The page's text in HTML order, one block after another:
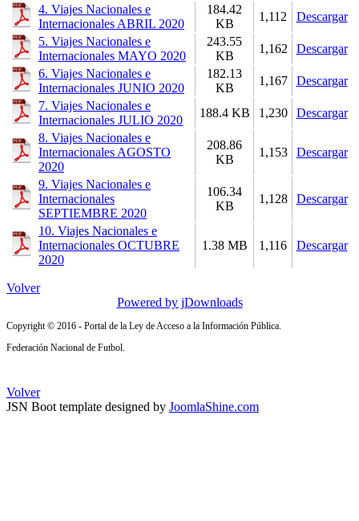
4. Viajes Nacionales e
Internacionales ABRIL 2020
184.42
KB
1,112
Descargar
5. Viajes Nacionales e
Internacionales MAYO 2020
243.55
KB
1,162
Descargar
6. Viajes Nacionales e
Internacionales JUNIO 2020
182.13
KB
1,167
Descargar
7. Viajes Nacionales e
Internacionales JULIO 2020
188.4 KB 1,230
Descargar
8. Viajes Nacionales e
Internacionales AGOSTO
2020
208.86
KB
1,153 Descargar
9. Viajes Nacionales e
Internacionales
SEPTIEMBRE 2020
106.34
KB
1,128 Descargar
10. Viajes Nacionales e
Internacionales OCTUBRE
2020
1.38 MB 1,116 Descargar
Volver
Powered by jDownloads
Copyright © 2016 - Portal de la Ley de Acceso a la Información Pública.
Federación Nacional de Futbol.
Volver
JSN Boot template designed by JoomlaShine.com